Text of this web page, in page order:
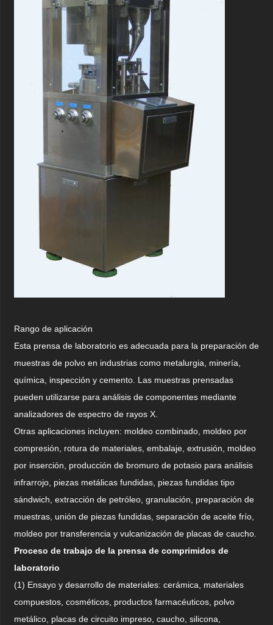
Rango de aplicación
Esta prensa de laboratorio es adecuada para la preparación de
muestras de polvo en industrias como metalurgia, minería,
química, inspección y cemento. Las muestras prensadas
pueden utilizarse para análisis de componentes mediante
analizadores de espectro de rayos X.
Otras aplicaciones incluyen: moldeo combinado, moldeo por
compresión, rotura de materiales, embalaje, extrusión, moldeo
por inserción, producción de bromuro de potasio para análisis
infrarrojo, piezas metálicas fundidas, piezas fundidas tipo
sándwich, extracción de petróleo, granulación, preparación de
muestras, unión de piezas fundidas, separación de aceite frío,
moldeo por transferencia y vulcanización de placas de caucho.
Proceso de trabajo de la prensa de comprimidos de
laboratorio
(1) Ensayo y desarrollo de materiales: cerámica, materiales
compuestos, cosméticos, productos farmacéuticos, polvo
metálico, placas de circuito impreso, caucho, silicona,